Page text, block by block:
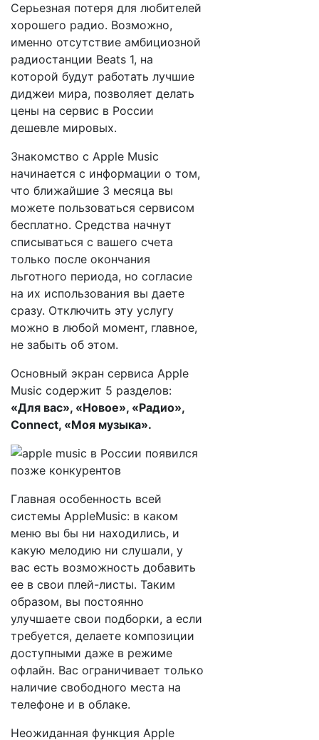
Серьезная потеря для любителей
хорошего радио. Возможно,
именно отсутствие амбициозной
радиостанции Beats 1, на
которой будут работать лучшие
диджеи мира, позволяет делать
цены на сервис в России
дешевле мировых.
Знакомство с Apple Music
начинается с информации о том,
что ближайшие 3 месяца вы
можете пользоваться сервисом
бесплатно. Средства начнут
списываться с вашего счета
только после окончания
льготного периода, но согласие
на их использования вы даете
сразу. Отключить эту услугу
можно в любой момент, главное,
не забыть об этом.
Основный экран сервиса Apple
Music содержит 5 разделов:
«Для вас», «Новое», «Радио»,
Connect, «Моя музыка».
Главная особенность всей
системы AppleMusic: в каком
меню вы бы ни находились, и
какую мелодию ни слушали, у
вас есть возможность добавить
ее в свои плей-листы. Таким
образом, вы постоянно
улучшаете свои подборки, а если
требуется, делаете композиции
доступными даже в режиме
офлайн. Вас ограничивает только
наличие свободного места на
телефоне и в облаке.
Неожиданная функция Apple